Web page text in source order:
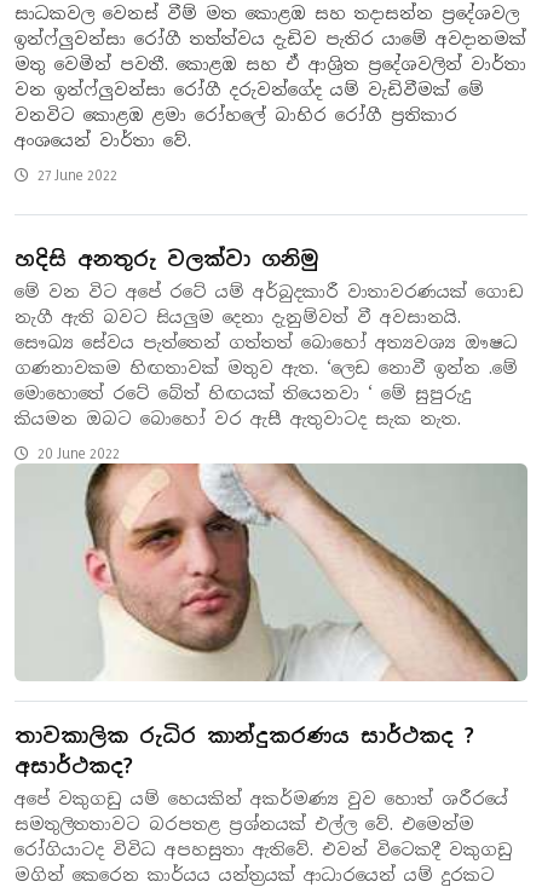
සාධකවල වෙනස් වීම් මත කොළඹ සහ තදාසන්න ප්‍රදේශවල
ඉන්ෆ්ලුවන්සා රෝගී තත්ත්වය දැඩිව පැතිර යාමේ අවදානමක්
මතු වෙමින් පවතී. කොළඹ සහ ඒ ආශ්‍රිත ප්‍රදේශවලින් වාර්තා
වන ඉන්ෆ්ලුවන්සා රෝගී දරුවන්ගේද යම් වැඩිවීමක් මේ
වනවිට කොළඹ ළමා රෝහලේ බාහිර රෝගී ප්‍රතිකාර
අංශයෙන් වාර්තා වේ.
27 June 2022
හදිසි අනතුරු වලක්වා ගනිමු
මේ වන විට අපේ රටේ යම් අර්බුදකාරී වාතාවරණයක් ගොඩ
නැගී ඇති බවට සියලුම දෙනා දැනුම්වත් වී අවසානයි.
සෞඛ්‍ය සේවය පැත්තෙන් ගත්තත් බොහෝ අත්‍යවශ්‍ය ඖෂධ
ගණනාවකම හිඟතාවක් මතුව ඇත. ‘ලෙඩ නොවී ඉන්න .මේ
මොහොතේ රටේ බේත් හිඟයක් තියෙනවා ‘ මේ සුපුරුදු
කියමන ඔබට බොහෝ වර ඇසී ඇතුවාටද සැක නැත.
20 June 2022
තාවකාලික රුධිර කාන්දුකරණය සාර්ථකද ?
අසාර්ථකද?
අපේ වකුගඩු යම් හෙයකින් අකර්මණ්‍ය වුව හොත් ශරීරයේ
සමතුලිතතාවට බරපතළ ප්‍රශ්නයක් එල්ල වේ. එමෙන්ම
රෝගියාටද විවිධ අපහසුතා ඇතිවේ. එවන් විටෙකදී වකුගඩු
මගින් කෙරෙන කාර්යය යන්ත්‍රයක් ආධාරයෙන් යම් දුරකට